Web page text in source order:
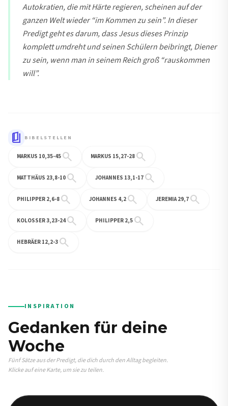
Autokratien, die mit Härte regieren, scheinen auf der
ganzen Welt wieder “im Kommen zu sein”. In dieser
Predigt geht es darum, dass Jesus dieses Prinzip
komplett umdreht und seinen Schülern beibringt, Diener
zu sein, wenn man in seinem Reich groß “rauskommen
will”.
book_5 BIBELSTELLEN
MARKUS 10,35-45 search MARKUS 15,27-28 search
MATTHÄUS 23,8-10 search JOHANNES 13,1-17 search
PHILIPPER 2,6-8 search JOHANNES 4,2 search JEREMIA 29,7 search
KOLOSSER 3,23-24search PHILIPPER 2,5 search
HEBRÄER 12,2-3 search
INSPIRATION
Gedanken für deine
Woche
Fünf Sätze aus der Predigt, die dich durch den Alltag begleiten.
Klicke auf eine Karte, um sie zu teilen.